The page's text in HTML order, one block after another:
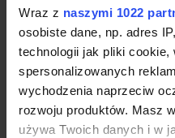
Wraz z naszymi 1022
osobiste dane, np. adres
technologii jak pliki cookie,
spersonalizowanych
wychodzenia naprzeciw
rozwoju produktów. Masz
używa Twoich danych i w
wdrażanie
Należy podkreślić,
warunek dostępu
ekologicznego,
realizacji
osiągnięcie